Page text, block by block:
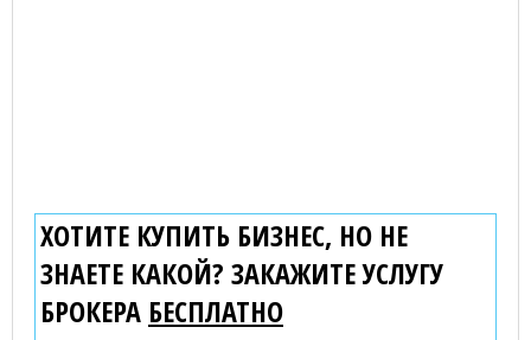
ХОТИТЕ КУПИТЬ БИЗНЕС, НО НЕ
ЗНАЕТЕ КАКОЙ? ЗАКАЖИТЕ УСЛУГУ
БРОКЕРА БЕСПЛАТНО